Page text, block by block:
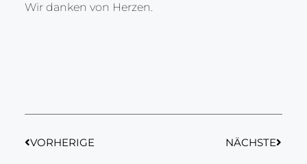
Wir danken von Herzen.
VORHERIGE NÄCHSTE